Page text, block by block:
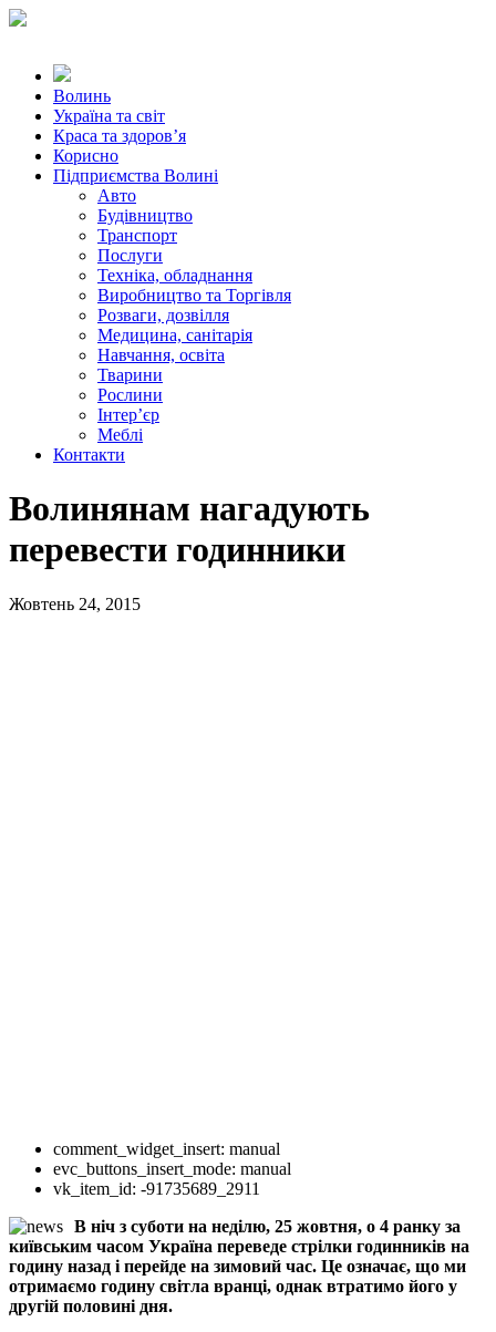
Волинь
Україна та світ
Краса та здоров’я
Корисно
Підприємства Волині
Авто
Будівництво
Транспорт
Послуги
Техніка, обладнання
Виробництво та Торгівля
Розваги, дозвілля
Медицина, санітарія
Навчання, освіта
Тварини
Рослини
Інтер’єр
Меблі
Контакти
Волинянам нагадують
перевести годинники
Жовтень 24, 2015
comment_widget_insert: manual
evc_buttons_insert_mode: manual
vk_item_id: -91735689_2911
В ніч з суботи на неділю, 25 жовтня, о 4 ранку за
київським часом Україна переведе стрілки годинників на
годину назад і перейде на зимовий час. Це означає, що ми
отримаємо годину світла вранці, однак втратимо його у
другій половині дня.